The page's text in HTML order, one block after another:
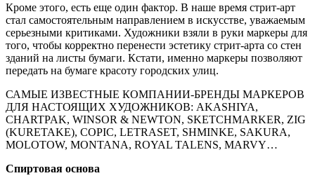
Кроме этого, есть еще один фактор. В наше время стрит-арт
стал самостоятельным направлением в искусстве, уважаемым
серьезными критиками. Художники взяли в руки маркеры для
того, чтобы корректно перенести эстетику стрит-арта со стен
зданий на листы бумаги. Кстати, именно маркеры позволяют
передать на бумаге красоту городских улиц.
САМЫЕ ИЗВЕСТНЫЕ КОМПАНИИ-БРЕНДЫ МАРКЕРОВ
ДЛЯ НАСТОЯЩИХ ХУДОЖНИКОВ: AKASHIYA,
CHARTPAK, WINSOR & NEWTON, SKETCHMARKER, ZIG
(KURETAKE), COPIC, LETRASET, SHMINKE, SAKURA,
MOLOTOW, MONTANA, ROYAL TALENS, MARVY…
Спиртовая основа